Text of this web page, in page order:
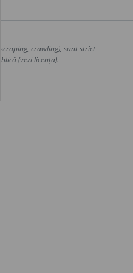
crawling), sunt strict
(vezi licența).